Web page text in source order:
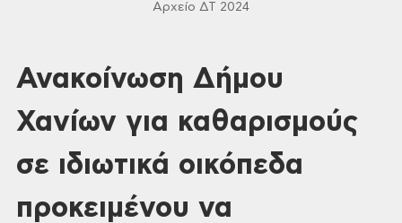
Αρχείο ΔΤ 2024
Ανακοίνωση Δήμου
Χανίων για καθαρισμούς
σε ιδιωτικά οικόπεδα
προκειμένου να